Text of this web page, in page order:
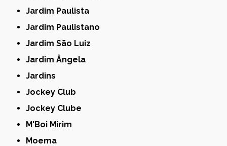
Jardim Paulista
Jardim Paulistano
Jardim São Luiz
Jardim Ângela
Jardins
Jockey Club
Jockey Clube
M'Boi Mirim
Moema